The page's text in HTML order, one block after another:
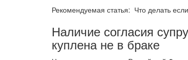
Рекомендуемая статья: Что делать
Наличие согласия
куплена не в браке